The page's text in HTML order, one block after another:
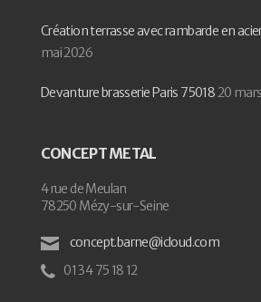
Création terrasse avec rambarde en
mai 2026
Devanture brasserie Paris 75018 20
CONCEPT METAL
4 rue de Meulan
78250 Mézy-sur-Seine
concept.barne@icloud.com
01 34 75 18 12